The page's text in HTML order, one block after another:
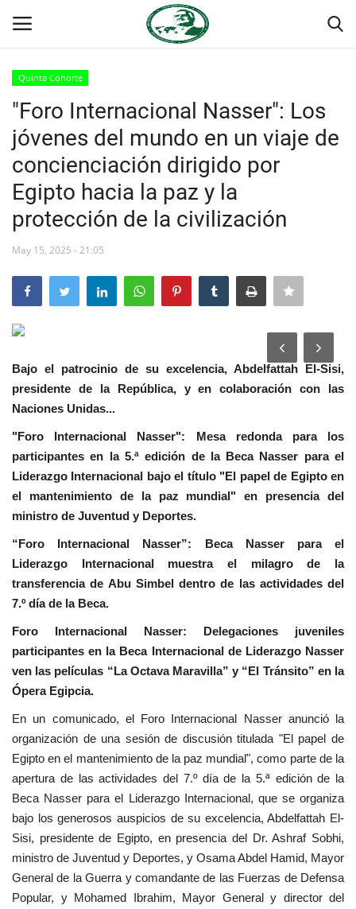
Inicio
Foro Internacional Nasser
Contacto
Nuestro Equipo
Movimiento Juvenil Nasser
Nasser Fellowship para Leadership
Internacional
Nuestras Referencias
Ciudadano Global
Líderes
Documentos
Oportunidades
vídeos
Los colaboradores
Los patrocinios
Galería
Lengua
Quinta Cohorte
"Foro Internacional Nasser": Los
jóvenes del mundo en un viaje de
concienciación dirigido por
Egipto hacia la paz y la
protección de la civilización
May 15, 2025 - 21:05
Bajo el patrocinio de su excelencia, Abdelfattah El-Sisi,
presidente de la República, y en colaboración con las
Naciones Unidas...
"Foro Internacional Nasser": Mesa redonda para los
participantes en la 5.ª edición de la Beca Nasser para el
Liderazgo Internacional bajo el título "El papel de Egipto en
el mantenimiento de la paz mundial" en presencia del
ministro de Juventud y Deportes.
“Foro Internacional Nasser”: Beca Nasser para el
Liderazgo Internacional muestra el milagro de la
transferencia de Abu Simbel dentro de las actividades del
7.º día de la Beca.
Foro Internacional Nasser: Delegaciones juveniles
participantes en la Beca Internacional de Liderazgo Nasser
ven las películas “La Octava Maravilla” y “El Tránsito” en la
Ópera Egipcia.
En un comunicado, el Foro Internacional Nasser anunció la
organización de una sesión de discusión titulada "El papel de
Egipto en el mantenimiento de la paz mundial", como parte de la
apertura de las actividades del 7.º día de la 5.ª edición de la
Beca Nasser para el Liderazgo Internacional, que se organiza
bajo los generosos auspicios de su excelencia, Abdelfattah El-
Sisi, presidente de Egipto, en presencia del Dr. Ashraf Sobhi,
ministro de Juventud y Deportes, y Osama Abdel Hamid, Mayor
General de la Guerra y comandante de las Fuerzas de Defensa
Popular, y Mohamed Ibrahim, Mayor General y director del